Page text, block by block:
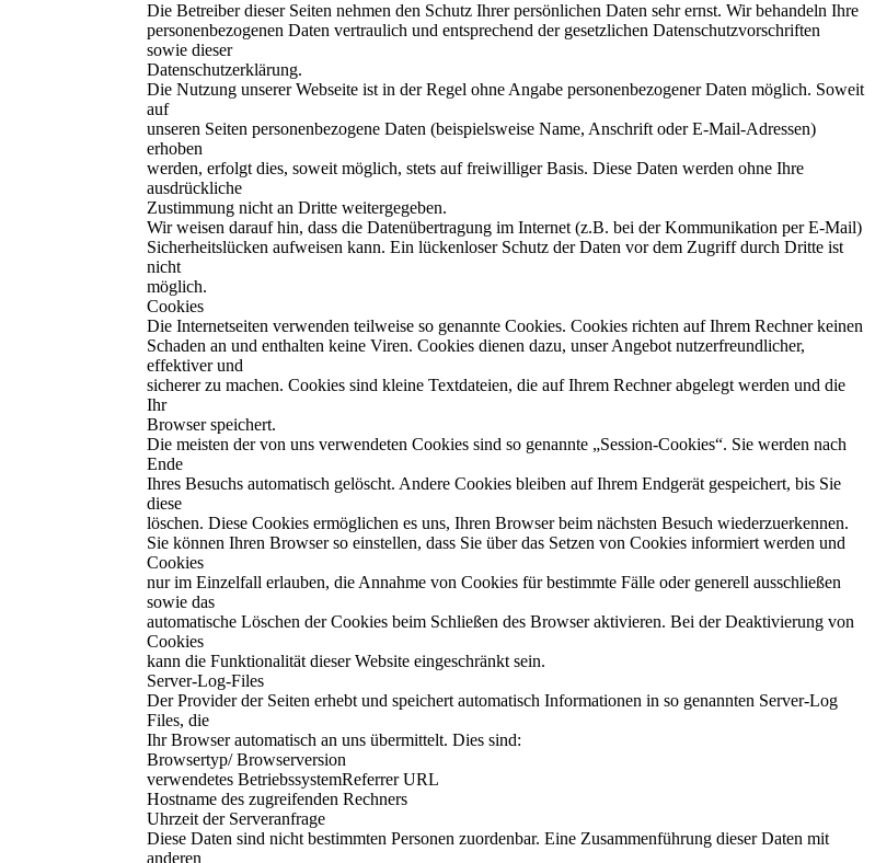
Die Betreiber dieser Seiten nehmen den Schutz Ihrer persönlichen Daten sehr ernst. Wir behandeln Ihre
personenbezogenen Daten vertraulich und entsprechend der gesetzlichen Datenschutzvorschriften
sowie dieser
Datenschutzerklärung.
Die Nutzung unserer Webseite ist in der Regel ohne Angabe personenbezogener Daten möglich. Soweit
auf
unseren Seiten personenbezogene Daten (beispielsweise Name, Anschrift oder E-Mail-Adressen)
erhoben
werden, erfolgt dies, soweit möglich, stets auf freiwilliger Basis. Diese Daten werden ohne Ihre
ausdrückliche
Zustimmung nicht an Dritte weitergegeben.
Wir weisen darauf hin, dass die Datenübertragung im Internet (z.B. bei der Kommunikation per E-Mail)
Sicherheitslücken aufweisen kann. Ein lückenloser Schutz der Daten vor dem Zugriff durch Dritte ist
nicht
möglich.
Cookies
Die Internetseiten verwenden teilweise so genannte Cookies. Cookies richten auf Ihrem Rechner keinen
Schaden an und enthalten keine Viren. Cookies dienen dazu, unser Angebot nutzerfreundlicher,
effektiver und
sicherer zu machen. Cookies sind kleine Textdateien, die auf Ihrem Rechner abgelegt werden und die
Ihr
Browser speichert.
Die meisten der von uns verwendeten Cookies sind so genannte „Session-Cookies“. Sie werden nach
Ende
Ihres Besuchs automatisch gelöscht. Andere Cookies bleiben auf Ihrem Endgerät gespeichert, bis Sie
diese
löschen. Diese Cookies ermöglichen es uns, Ihren Browser beim nächsten Besuch wiederzuerkennen.
Sie können Ihren Browser so einstellen, dass Sie über das Setzen von Cookies informiert werden und
Cookies
nur im Einzelfall erlauben, die Annahme von Cookies für bestimmte Fälle oder generell ausschließen
sowie das
automatische Löschen der Cookies beim Schließen des Browser aktivieren. Bei der Deaktivierung von
Cookies
kann die Funktionalität dieser Website eingeschränkt sein.
Server-Log-Files
Der Provider der Seiten erhebt und speichert automatisch Informationen in so genannten Server-Log
Files, die
Ihr Browser automatisch an uns übermittelt. Dies sind:
Browsertyp/ Browserversion
verwendetes BetriebssystemReferrer URL
Hostname des zugreifenden Rechners
Uhrzeit der Serveranfrage
Diese Daten sind nicht bestimmten Personen zuordenbar. Eine Zusammenführung dieser Daten mit
anderen